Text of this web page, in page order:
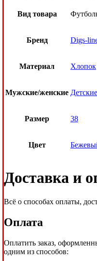
Вид товара
Бренд Digs-
Материал Хлопок
Мужские/женские Детские
Размер 38
Цвет
Доставка и
Всё о способах оплаты,
Оплата
Оплатить заказ,
одним из способов: